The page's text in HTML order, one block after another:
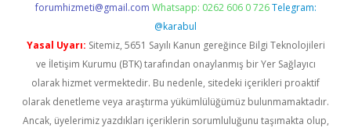
forumhizmeti@gmail.com Whatsapp: 0262 606 0 726 Telegram:
@karabul
Yasal Uyarı: Sitemiz, 5651 Sayılı Kanun gereğince Bilgi Teknolojileri
ve İletişim Kurumu (BTK) tarafından onaylanmış bir Yer Sağlayıcı
olarak hizmet vermektedir. Bu nedenle, sitedeki içerikleri proaktif
olarak denetleme veya araştırma yükümlülüğümüz bulunmamaktadır.
Ancak, üyelerimiz yazdıkları içeriklerin sorumluluğunu taşımakta olup,